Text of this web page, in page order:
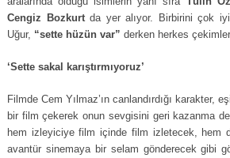
Cengiz Bozkurtda yer alıyor. Birbirini çok
Uğur, “sette hüzün var” derken herkes
‘Sette sakal karıştırmıyoruz’
Filmde Cem Yılmaz’ın canlandırdığı karakter,
bir film çekerek onun sevgisini geri kazanma
hem izleyiciye film içinde film izletecek, hem
avantür sinemaya bir selam gönderecek gibi